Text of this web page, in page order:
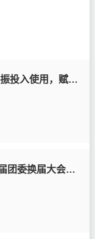
影像设备升级 | 我院3.0T磁共振投入使用，赋能临床精准诊断
青春接力 奋斗不息|我院第三届团委换届大会顺利召开